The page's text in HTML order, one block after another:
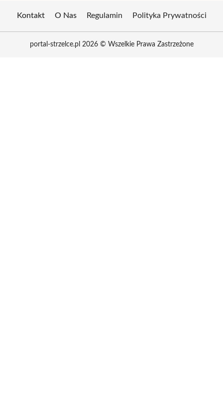
Kontakt O Nas Regulamin Polityka Prywatności
portal-strzelce.pl 2026 © Wszelkie Prawa Zastrzeżone